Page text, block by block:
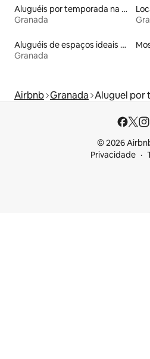
Aluguéis por temporada na orla
Granada
Aluguéis de espaços ideais para famílias
Granada
Airbnb Granada Aluguel por
© 2026
Privacidade